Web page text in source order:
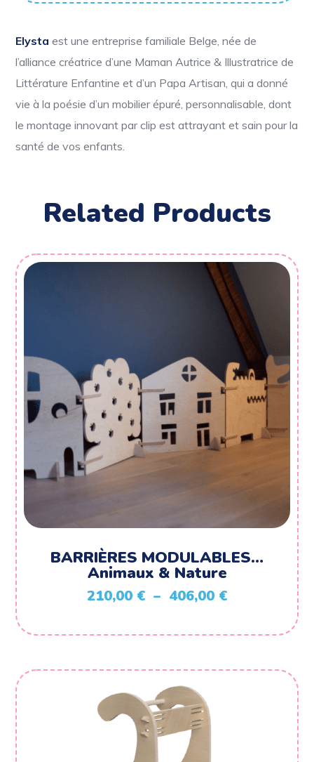
Elysta est une entreprise familiale Belge, née de
l’alliance créatrice d’une Maman Autrice & Illustratrice de
Littérature Enfantine et d’un Papa Artisan, qui a donné
vie à la poésie d’un mobilier épuré, personnalisable, dont
le montage innovant par clip est attrayant et sain pour la
santé de vos enfants.
Related Products
BARRIÈRES MODULABLES…
Animaux & Nature
210,00 € – 406,00 €Plage
prix :